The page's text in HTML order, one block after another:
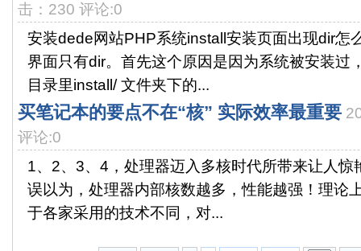
击：230 评论:0
安装dede网站PHP系统install安装页面出现dir怎
界面只有dir。首先这个原因是因为系统被安装过
目录里install/ 文件夹下的...
买笔记本的要点不在“核” 实际效率最重要
评论:0
1、2、3、4，处理器迈入多核时代所带来让人惊
误以为，处理器内部核数越多，性能越强！理论
于各家采用的技术不同，对...